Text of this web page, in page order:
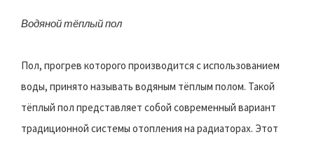
Водяной тёплый пол
Пол, прогрев которого производится с использованием
воды, принято называть водяным тёплым полом. Такой
тёплый пол представляет собой современный вариант
традиционной системы отопления на радиаторах. Этот